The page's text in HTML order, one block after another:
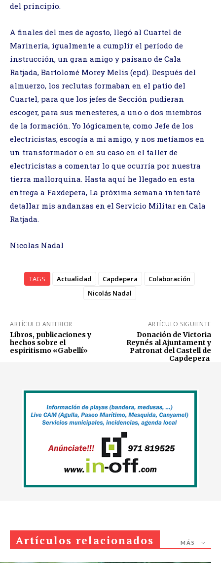
del principio.
A finales del mes de agosto, llegó al Cuartel de
Marinería, igualmente a cumplir el período de
instrucción, un gran amigo y paisano de Cala
Ratjada, Bartolomé Morey Melis (epd). Después del
almuerzo, los reclutas formaban en el patio del
Cuartel, para que los jefes de Sección pudieran
escoger, para sus menesteres, a uno o dos miembros
de la formación. Yo lógicamente, como Jefe de los
electricistas, escogía a mi amigo, y nos metíamos en
un transformador o en su caso en el taller de
electricistas a comentar lo que ocurría por nuestra
tierra mallorquina. Hasta aquí he llegado en esta
entrega a Faxdepera, La próxima semana intentaré
detallar mis andanzas en el Servicio Militar en Cala
Ratjada.
Nicolas Nadal
TAGS Actualidad Capdepera
Colaboración
Nicolás Nadal
ARTÍCULO ANTERIOR
Libros, publicaciones y
hechos sobre el
espiritismo «Gabellí»
ARTÍCULO SIGUIENTE
Donación de Victoria
Reynés al Ajuntament y
Patronat del Castell de
Capdepera
Artículos relacionados MÁS